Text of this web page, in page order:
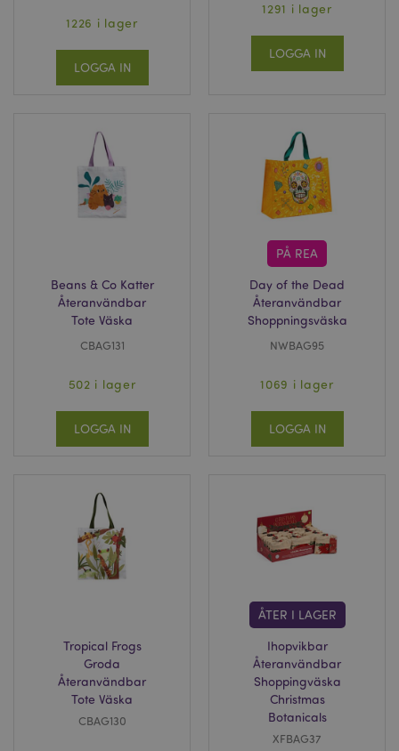
1226 i lager
LOGGA IN
1291 i lager
LOGGA IN
Beans & Co Katter
Återanvändbar
Tote Väska
CBAG131
502 i lager
LOGGA IN
PÅ REA
Day of the Dead
Återanvändbar
Shoppningsväska
NWBAG95
1069 i lager
LOGGA IN
Tropical Frogs
Groda
Återanvändbar
Tote Väska
CBAG130
ÅTER I LAGER
Ihopvikbar
Återanvändbar
Shoppingväska
Christmas
Botanicals
XFBAG37